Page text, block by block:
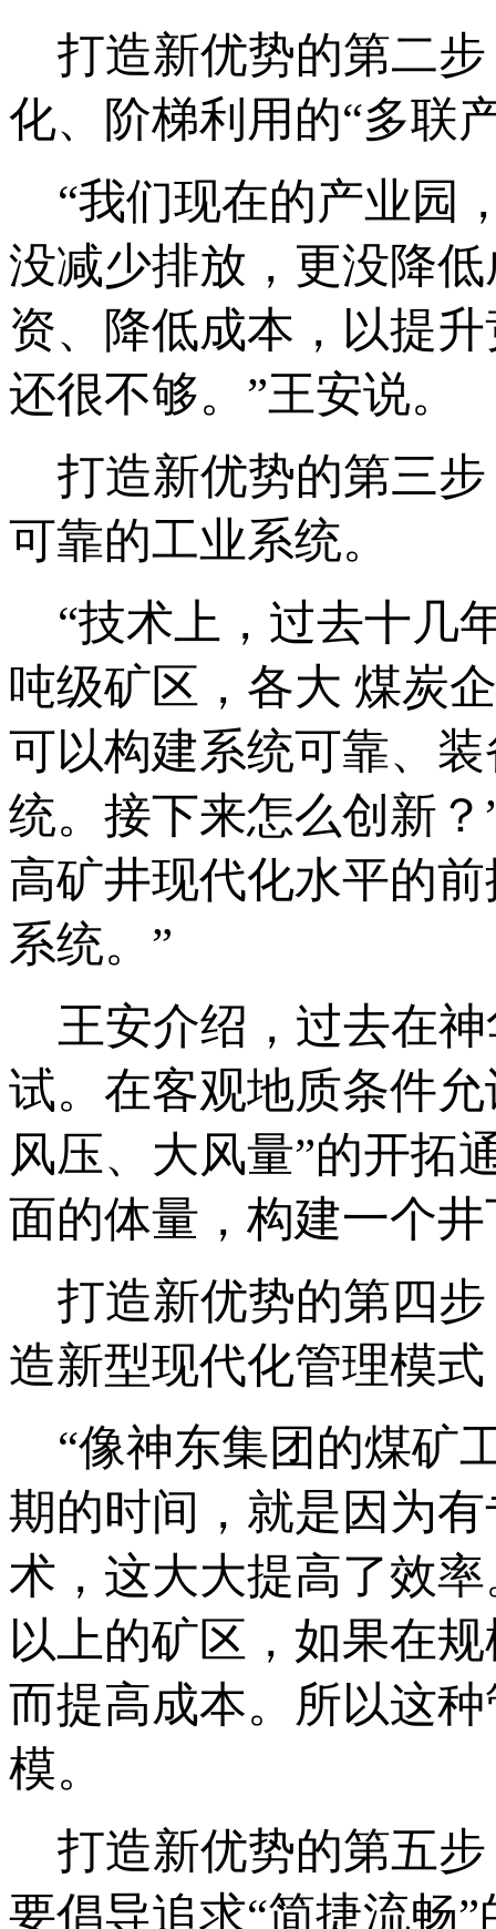
打造新优势的第二步
化、阶梯利用的“多联
“我们现在的产业园
没减少排放，更没降
资、降低成本，以提
还很不够。”王安说。
打造新优势的第三步
可靠的工业系统。
“技术上，过去十几
吨级矿区，各大 煤炭
可以构建系统可靠、
统。接下来怎么创新
高矿井现代化水平的
系统。”
王安介绍，过去在神
试。在客观地质条件
风压、大风量”的开拓
面的体量，构建一个
打造新优势的第四步
造新型现代化管理模
“像神东集团的煤矿
期的时间，就是因为
术，这大大提高了效
以上的矿区，如果在
而提高成本。所以这
模。
打造新优势的第五步
要倡导追求“简捷流畅